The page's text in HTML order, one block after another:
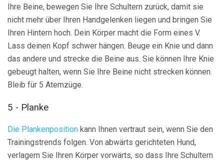
Ihre Beine, bewegen Sie Ihre Schultern zurück, damit sie
nicht mehr über Ihren Handgelenken liegen und bringen Sie
Ihren Hintern hoch. Dein Körper macht die Form eines V.
Lass deinen Kopf schwer hängen. Beuge ein Knie und dann
das andere und strecke die Beine aus. Sie können Ihre Knie
gebeugt halten, wenn Sie Ihre Beine nicht strecken können.
Bleib für 5 Atemzüge.
5 - Planke
Die Plankenposition kann Ihnen vertraut sein, wenn Sie den
Trainingstrends folgen. Von abwärts gerichteten Hund,
verlagern Sie Ihren Körper vorwärts, so dass Ihre Schultern